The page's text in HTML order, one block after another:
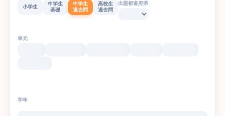
小学生
中学生
基礎
中学生
過去問
高校生
過去問
出題都道府県
単元
学年